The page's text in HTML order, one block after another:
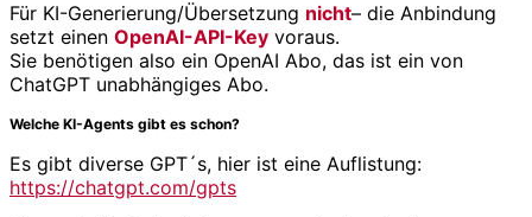
Für KI-Generierung/Übersetzung nicht– die Anbindung
setzt einen OpenAI-API-Key voraus.
Sie benötigen also ein OpenAI Abo, das ist ein von
ChatGPT unabhängiges Abo.
Welche KI-Agents gibt es schon?
Es gibt diverse GPT´s, hier ist eine Auflistung:
https://chatgpt.com/gpts